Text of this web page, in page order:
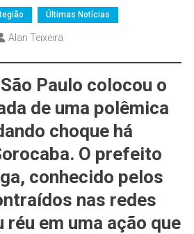
Últimas Notícias
Alan Teixeira
Paulo colocou o
de uma polêmica
choque há
O prefeito
, conhecido pelos
nas redes
réu em uma ação que